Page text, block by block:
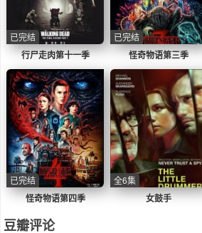
行尸走肉第十一季
已完结
怪奇物语第三季
已完结
怪奇物语第四季
已完结
女鼓手
全6集
豆瓣评论